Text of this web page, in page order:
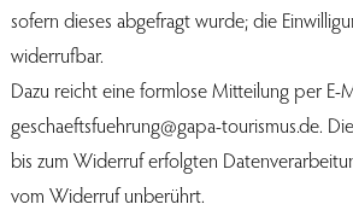
sofern dieses abgefragt wurde; die
widerrufbar.
Dazu reicht eine formlose Mitteilung per E-
geschaeftsfuehrung@gapa-tourismus.de.
bis zum Widerruf erfolgten
vom Widerruf unberührt.